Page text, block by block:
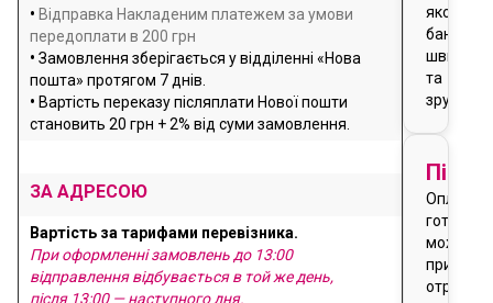
• Відправка Накладеним платежем за умови
передоплати в 200 грн
• Замовлення зберігається у відділенні «Нова
пошта» протягом 7 днів.
• Вартість переказу післяплати Нової пошти
становить 20 грн + 2% від суми замовлення.
ЗА АДРЕСОЮ
Вартість за тарифами перевізника.
При оформленні замовлень до 13:00
відправлення відбувається в той же день,
після 13:00 — наступного дня.
якого
банку
швидко
та
зручно
Оплата
готівкою
можлива
при